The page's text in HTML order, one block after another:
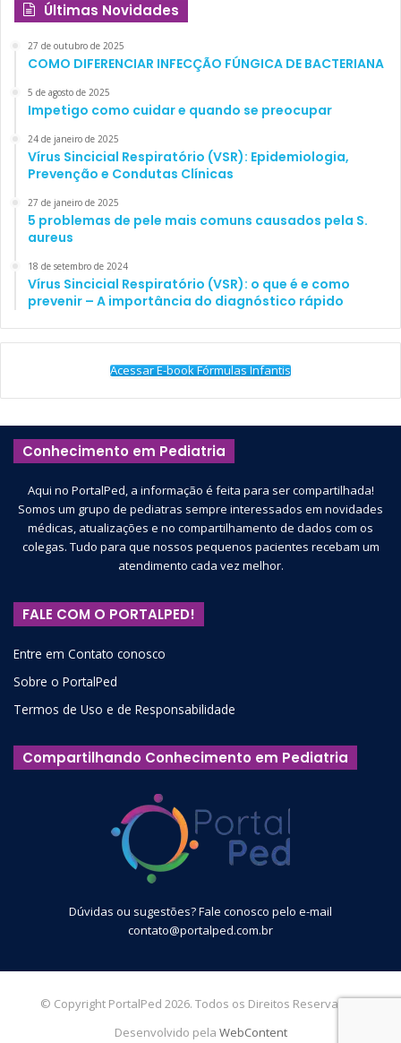
Últimas Novidades
27 de outubro de 2025
COMO DIFERENCIAR INFECÇÃO FÚNGICA DE BACTERIANA
5 de agosto de 2025
Impetigo como cuidar e quando se preocupar
24 de janeiro de 2025
Vírus Sincicial Respiratório (VSR): Epidemiologia,
Prevenção e Condutas Clínicas
27 de janeiro de 2025
5 problemas de pele mais comuns causados pela S.
aureus
18 de setembro de 2024
Vírus Sincicial Respiratório (VSR): o que é e como
prevenir – A importância do diagnóstico rápido
Acessar E-book Fórmulas Infantis
Conhecimento em Pediatria
Aqui no PortalPed, a informação é feita para ser compartilhada!
Somos um grupo de pediatras sempre interessados em novidades
médicas, atualizações e no compartilhamento de dados com os
colegas. Tudo para que nossos pequenos pacientes recebam um
atendimento cada vez melhor.
FALE COM O PORTALPED!
Entre em Contato conosco
Sobre o PortalPed
Termos de Uso e de Responsabilidade
Compartilhando Conhecimento em Pediatria
Dúvidas ou sugestões? Fale conosco pelo e-mail
contato@portalped.com.br
© Copyright PortalPed 2026. Todos os Direitos Reservados.
Desenvolvido pela WebContent